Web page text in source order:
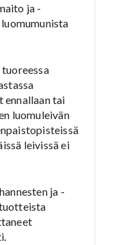
ja -
tuoreessa
ennallaan tai
luomuleivän
leivissä ei
ja -